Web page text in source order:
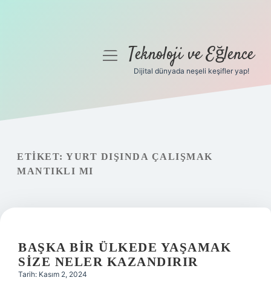
Gizlilik Politikası
Hakkımızda
menüyüTeknoloji ve Eğlence
Dijital dünyada neşeli keşifler yap!
ETIKET: YURT DIŞINDA ÇALIŞMAK
MANTIKLI MI
BAŞKA BIR ÜLKEDE YAŞAMAK
SIZE NELER KAZANDIRIR
Tarih: Kasım 2, 2024